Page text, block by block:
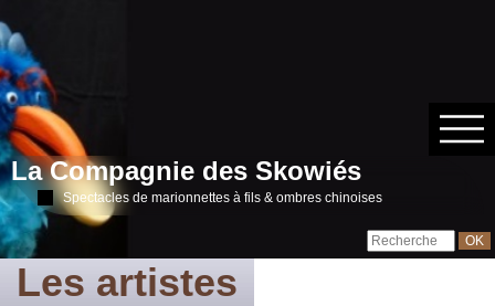
La Compagnie des Skowiés
Spectacles de marionnettes à fils & ombres chinoises
Les artistes